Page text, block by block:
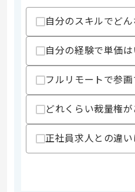
スキル
・
歓迎
・マ
・AI
・
・
・動
・
自分のスキルでど
自分の経験で単価
フルリモートで参
どれくらい裁量権が
正社員求人との違い